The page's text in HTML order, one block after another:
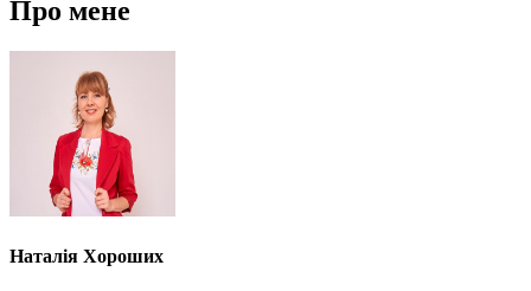
Про мене
Наталія Хороших